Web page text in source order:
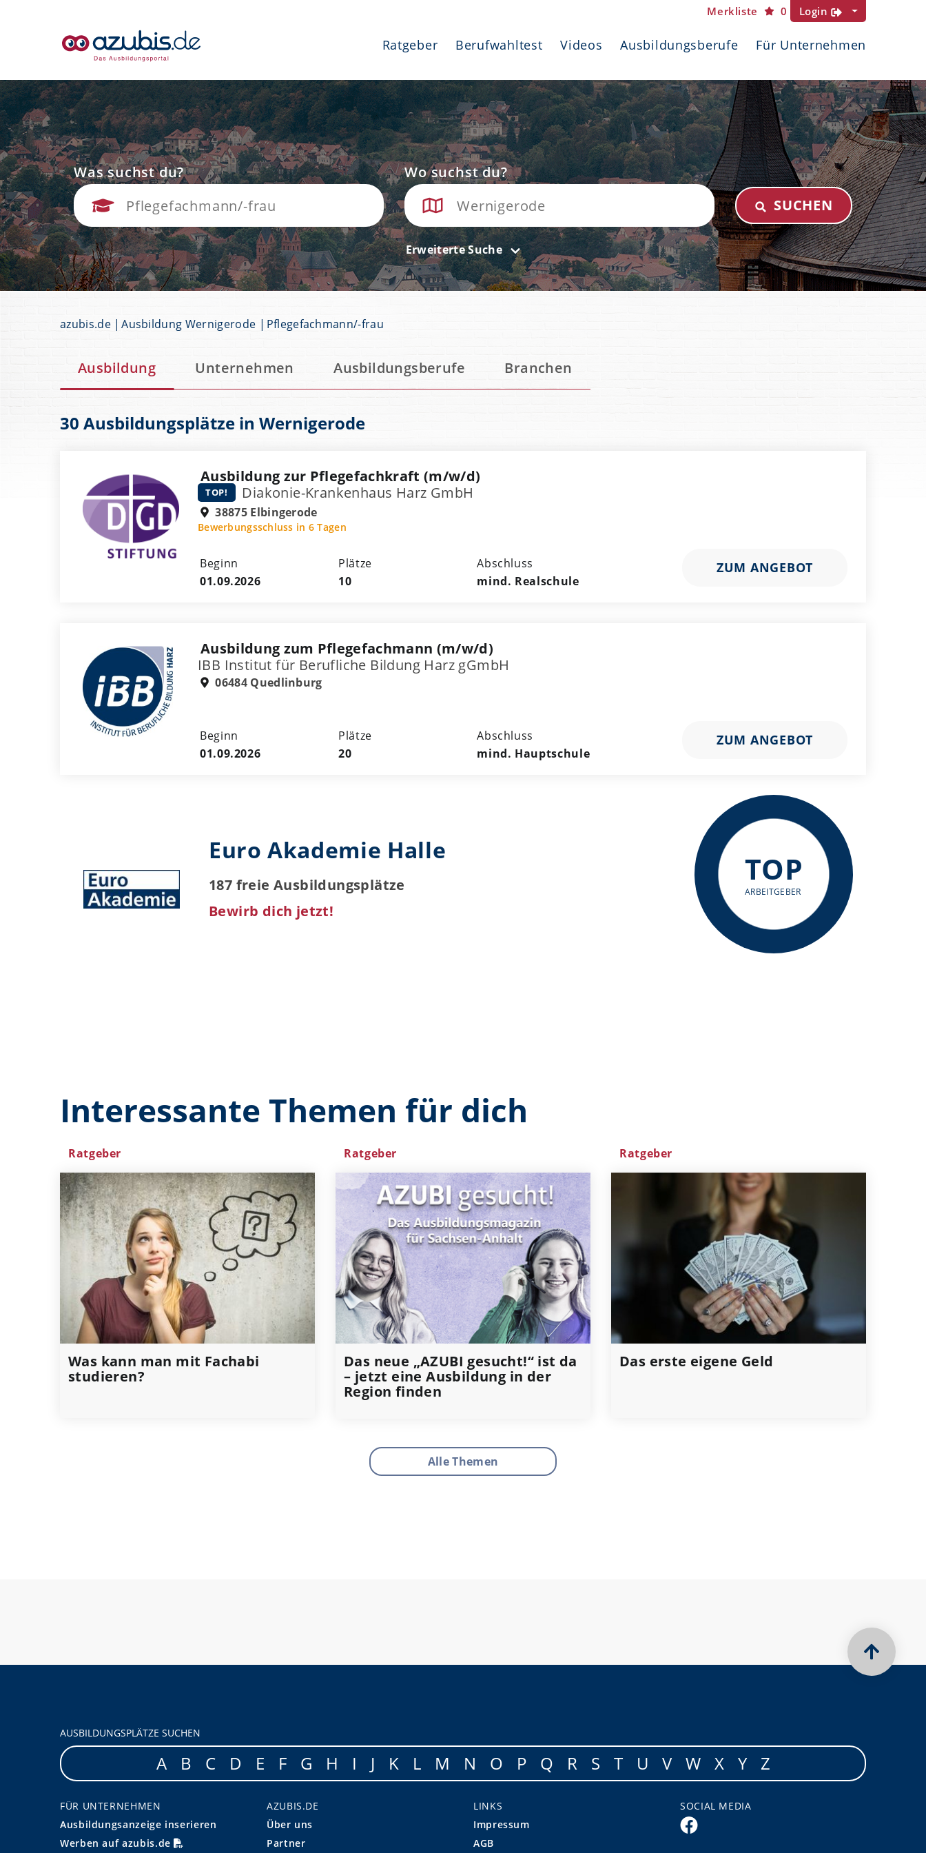
Merkliste 0 Login
Ratgeber Berufwahltest Videos Ausbildungsberufe Für Unternehmen
Was suchst du?
Wo suchst du?
SUCHEN
Erweiterte Suche
azubis.de Ausbildung Wernigerode Pflegefachmann/-frau
Ausbildung Unternehmen Ausbildungsberufe Branchen
30 Ausbildungsplätze in Wernigerode
Ausbildung zur Pflegefachkraft (m/w/d)
TOP! Diakonie-Krankenhaus Harz GmbH
38875 Elbingerode
Bewerbungsschluss in 6 Tagen
Beginn
01.09.2026
Plätze
10
Abschluss
mind. Realschule
ZUM ANGEBOT
Ausbildung zum Pflegefachmann (m/w/d)
IBB Institut für Berufliche Bildung Harz gGmbH
06484 Quedlinburg
Beginn
01.09.2026
Plätze
20
Abschluss
mind. Hauptschule
ZUM ANGEBOT
Euro Akademie Halle
187 freie Ausbildungsplätze
Bewirb dich jetzt!
TOP
ARBEITGEBER
Interessante Themen für dich
Ratgeber
Was kann man mit Fachabi
studieren?
Ratgeber
Das neue „AZUBI gesucht!“ ist da
– jetzt eine Ausbildung in der
Region finden
Ratgeber
Das erste eigene Geld
Alle Themen
AUSBILDUNGSPLÄTZE SUCHEN
A B C D E F G H I J K L M N O P Q R S T U V W X Y Z
FÜR UNTERNEHMEN
Ausbildungsanzeige inserieren
Werben auf azubis.de
AZUBIS.DE
Über uns
Partner
LINKS
Impressum
AGB
SOCIAL MEDIA